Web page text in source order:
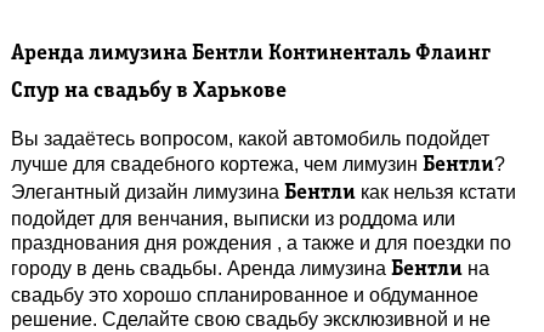
Аренда лимузина Бентли Континенталь Флаинг
Спур на свадьбу в Харькове
Вы задаётесь вопросом, какой автомобиль подойдет
лучше для свадебного кортежа, чем лимузин Бентли?
Элегантный дизайн лимузина Бентли как нельзя кстати
подойдет для венчания, выписки из роддома или
празднования дня рождения , а также и для поездки по
городу в день свадьбы. Аренда лимузина Бентли на
свадьбу это хорошо спланированное и обдуманное
решение. Сделайте свою свадьбу эксклюзивной и не